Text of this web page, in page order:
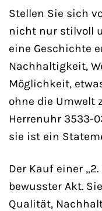
Stellen Sie sich
nicht nur stilvoll
eine Geschichte
Nachhaltigkeit,
Möglichkeit,
ohne die Umwelt
Herrenuhr 3533-
sie ist ein
Der Kauf einer
bewusster Akt.
Qualität,